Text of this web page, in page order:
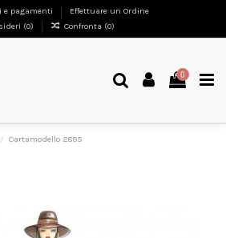
e pagamenti
Effettuare un Ordine
(0) Confronta (0)
0
Cartamodello 2895